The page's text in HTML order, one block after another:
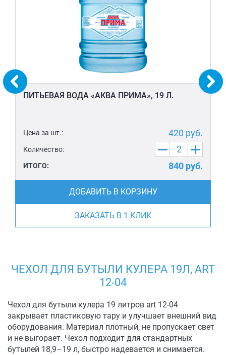
ПИТЬЕВАЯ ВОДА «АКВА ПРИМА», 19 Л.
Цена за шт.: 420 руб.
Количество:
ИТОГО: 840 руб.
ДОБАВИТЬ В КОРЗИНУ
ЗАКАЗАТЬ В 1 КЛИК
ЧЕХОЛ ДЛЯ БУТЫЛИ КУЛЕРА 19Л, ART
12-04
Чехол для бутыли кулера 19 литров art 12-04
закрывает пластиковую тару и улучшает внешний вид
оборудования. Материал плотный, не пропускает свет
и не выгорает. Чехол подходит для стандартных
бутылей 18,9–19 л, быстро надевается и снимается.